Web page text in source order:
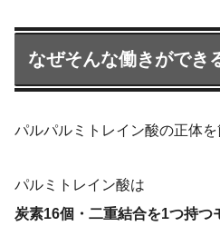
なぜそんな働きができ
パルパルミトレイン酸の正体を
パルミトレイン酸は
炭素16個・二重結合を1つ持つ